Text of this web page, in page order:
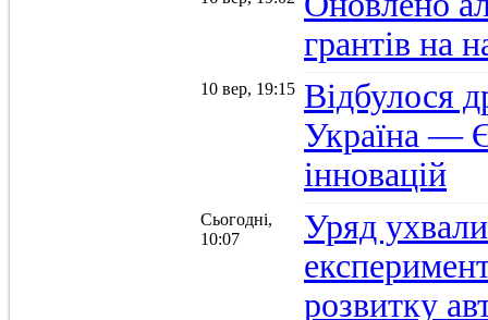
грантів на
10 вер, 19:15 Відбулося
Україна —
інновацій
Сьогодні,
10:07
Уряд
розвитку